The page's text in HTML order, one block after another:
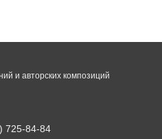
725-84-84